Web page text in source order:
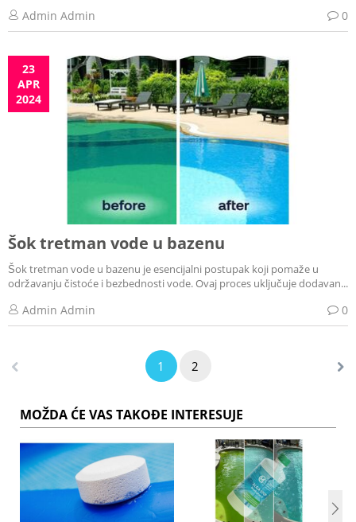
Admin Admin 0
23
APR
2024
Šok tretman vode u bazenu
Šok tretman vode u bazenu je esencijalni postupak koji pomaže u
održavanju čistoće i bezbednosti vode. Ovaj proces uključuje dodavan...
Admin Admin 0
1 2
MOŽDA ĆE VAS TAKOĐE INTERESUJE